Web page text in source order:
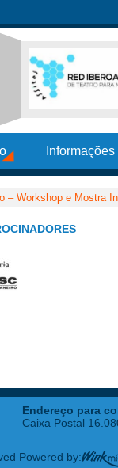
– Workshop e Mostra
Endereço para
Caixa Postal
Powered by: